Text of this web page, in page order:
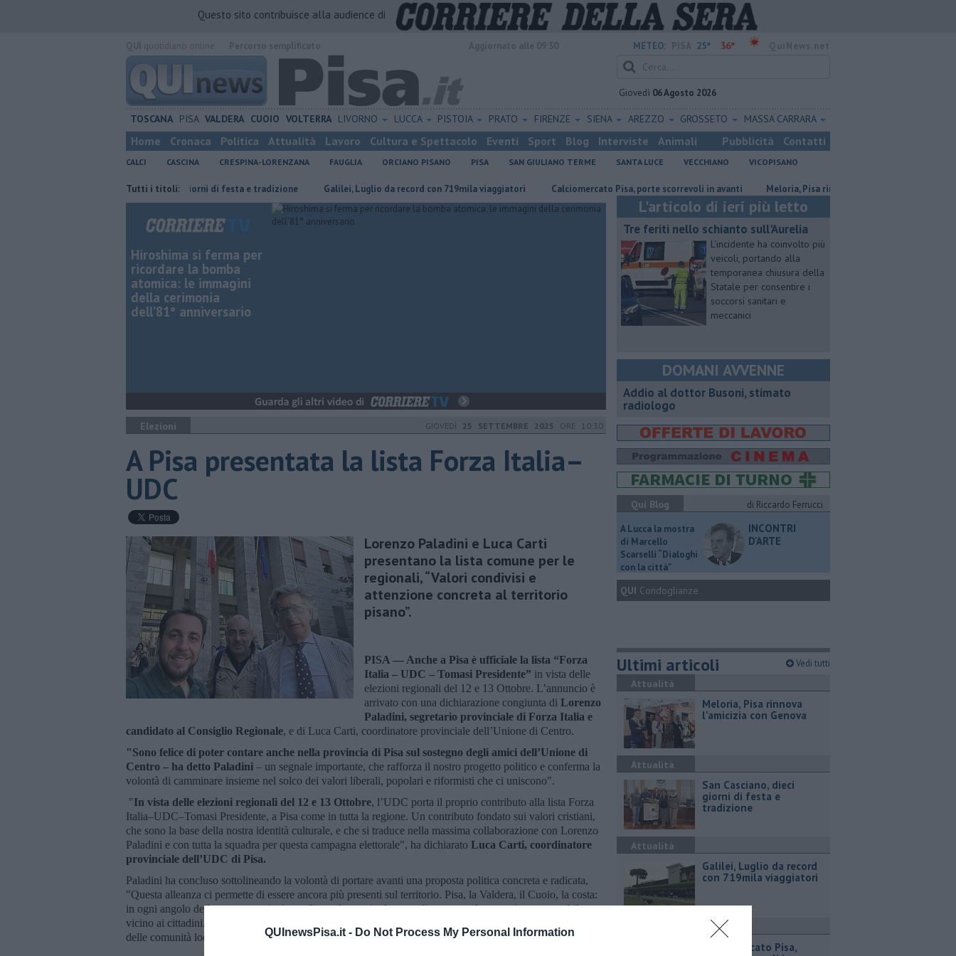
QUInewsPisa.it - Do Not Process My Personal Information
Questo sito contribuisce alla audience di
METEO: 25° 36°
Giovedì 06 Agosto 2026
TOSCANA PISA VALDERA CUOIO VOLTERRA LIVORNO LUCCA PISTOIA PRATO FIRENZE SIENA AREZZO GROSSETO MASSA CARRARA
Home Cronaca Politica Attualità Lavoro Cultura e Spettacolo Eventi Sport Blog Interviste Animali Pubblicità Contatti
CALCI CASCINA CRESPINA-LORENZANA FAUGLIA ORCIANO PISANO PISA SAN GIULIANO TERME SANTA LUCE VECCHIANO VICOPISANO
Tutti i titoli:
San Casciano, dieci giorni di festa e tradizione Galilei, Luglio da record con 719mila viaggiatori Calciomercato Pisa, porte scorrevoli in avanti Meloria, Pisa rinnova l'amicizia con Genova
Hiroshima si ferma per
ricordare la bomba
atomica: le immagini
della cerimonia
dell’81° anniversario
Elezioni GIOVEDÌ 25 SETTEMBRE 2025 ORE 10:30
A Pisa presentata la lista Forza Italia–
UDC
Lorenzo Paladini e Luca Carti
presentano la lista comune per le
regionali, “Valori condivisi e
attenzione concreta al territorio
pisano”.
PISA — Anche a Pisa è ufficiale la lista “Forza
Italia – UDC – Tomasi Presidente” in vista delle
elezioni regionali del 12 e 13 Ottobre. L’annuncio è
arrivato con una dichiarazione congiunta di Lorenzo
Paladini, segretario provinciale di Forza Italia e
candidato al Consiglio Regionale, e di Luca Carti, coordinatore provinciale dell’Unione di Centro.
"Sono felice di poter contare anche nella provincia di Pisa sul sostegno degli amici dell’Unione di
Centro – ha detto Paladini – un segnale importante, che rafforza il nostro progetto politico e conferma la
volontà di camminare insieme nel solco dei valori liberali, popolari e riformisti che ci uniscono".
"In vista delle elezioni regionali del 12 e 13 Ottobre, l’UDC porta il proprio contributo alla lista Forza
Italia–UDC–Tomasi Presidente, a Pisa come in tutta la regione. Un contributo fondato sui valori cristiani,
che sono la base della nostra identità culturale, e che si traduce nella massima collaborazione con Lorenzo
Paladini e con tutta la squadra per questa campagna elettorale", ha dichiarato Luca Carti, coordinatore
provinciale dell’UDC di Pisa.
Paladini ha concluso sottolineando la volontà di portare avanti una proposta politica concreta e radicata,
"Questa alleanza ci permette di essere ancora più presenti sul territorio. Pisa, la Valdera, il Cuoio, la costa:
in ogni angolo della nostra provincia vogliamo far sentire la voce di un centrodestra serio, responsabile e
vicino ai cittadini. Lavoreremo insieme per portare in Regione le istanze reali delle famiglie, delle imprese e
delle comunità locali"
L'articolo di ieri più letto
Tre feriti nello schianto sull'Aurelia
L'incidente ha coinvolto più
veicoli, portando alla
temporanea chiusura della
Statale per consentire i
soccorsi sanitari e
meccanici
DOMANI AVVENNE
Addio al dottor Busoni, stimato
radiologo
Qui Blog
di Riccardo Ferrucci
A Lucca la mostra
di Marcello
Scarselli “Dialoghi
con la città"
INCONTRI
D'ARTE
QUI Condoglianze
Ultimi articoli Vedi tutti
Attualità
Meloria, Pisa rinnova
l'amicizia con Genova
Attualità
San Casciano, dieci
giorni di festa e
tradizione
Attualità
Galilei, Luglio da record
con 719mila viaggiatori
Pisa Sporting Club
Calciomercato Pisa,